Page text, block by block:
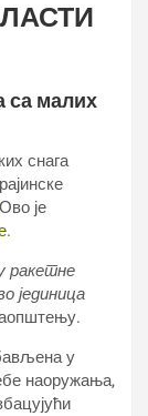
са малих
снага
је
ракетне
јединица
у
наоружања,